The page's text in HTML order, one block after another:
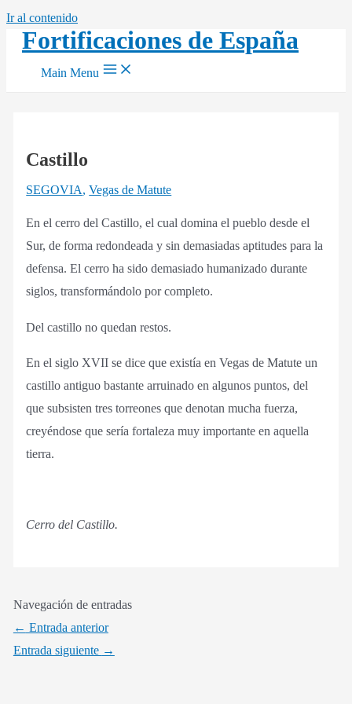
Ir al contenido
Fortificaciones de España
Main Menu
Castillo
SEGOVIA,Vegas de Matute
En el cerro del Castillo, el cual domina el pueblo desde el
Sur, de forma redondeada y sin demasiadas aptitudes para la
defensa. El cerro ha sido demasiado humanizado durante
siglos, transformándolo por completo.
Del castillo no quedan restos.
En el siglo XVII se dice que existía en Vegas de Matute un
castillo antiguo bastante arruinado en algunos puntos, del
que subsisten tres torreones que denotan mucha fuerza,
creyéndose que sería fortaleza muy importante en aquella
tierra.
Cerro del Castillo.
Navegación de entradas
← Entrada anterior
Entrada siguiente →